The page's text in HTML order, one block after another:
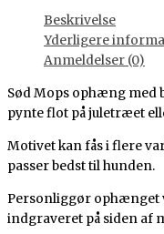
Beskrivelse
Yderligere
Anmeldelser (0)
Sød Mops ophæng med
pynte flot på juletræet
Motivet kan fås i flere
passer bedst til hunden.
Personliggør ophænget
indgraveret på siden af